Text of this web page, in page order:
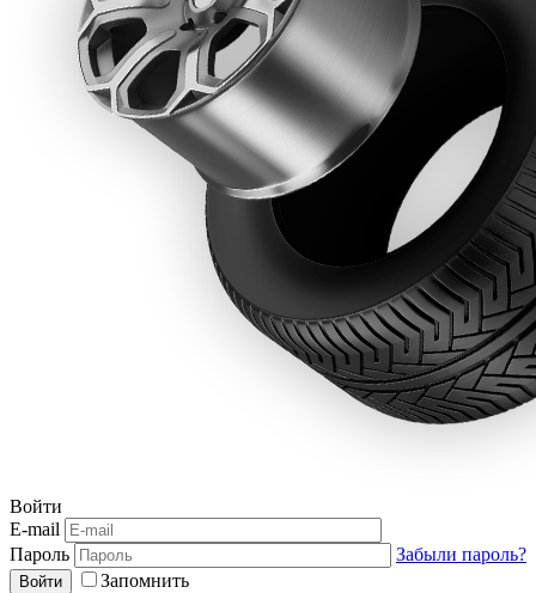
Войти
E-mail
Пароль
Забыли пароль?
Войти
Запомнить